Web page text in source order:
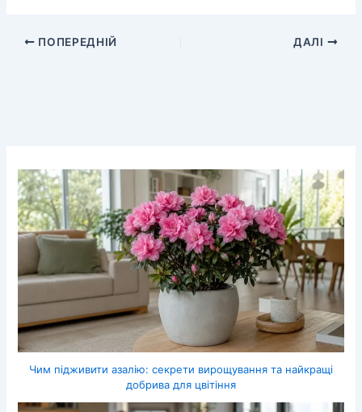
ПОПЕРЕДНІЙ ДАЛІ
Чим підживити азалію: секрети вирощування та найкращі
добрива для цвітіння